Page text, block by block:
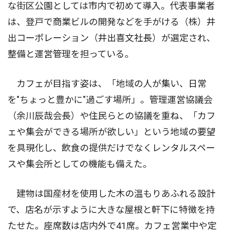
な街区公園としては市内で初めて導入。代表事業者
は、登戸で商業ビルの開発などを手がける（株）井
出コーポレーション（井出喜文社長）が選定され、
整備と運営管理を担っている。
カフェが目指す姿は、「地域の人が集い、日常
を"ちょっと豊かに"過ごす場所」。管理運営協議会
（余川辰哉会長）や住民らとの協議を重ね、「カフ
ェや集会ができる場所が欲しい」という地域の要望
を具現化し、飲食の提供だけでなくレンタルスペー
スや集会所としての機能も備えた。
建物は国産材を使用した木の温もりあふれる設計
で、店名が示すように大きな屋根と軒下に特徴を持
たせた。座席数は店内外で41席。カフェ営業中や定